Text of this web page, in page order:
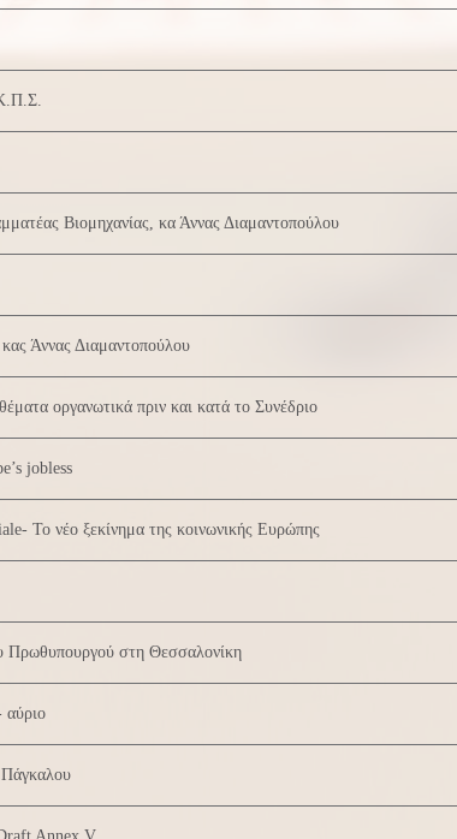
Βιομηχανίας, κα Άννας Διαμαντοπούλου
Άννας Διαμαντοπούλου
οργανωτικά πριν και κατά το Συνέδριο
jobless
Το νέο ξεκίνημα της κοινωνικής Ευρώπης
Πρωθυπουργού στη Θεσσαλονίκη